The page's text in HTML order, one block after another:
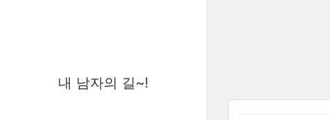
내 남자의 길~!